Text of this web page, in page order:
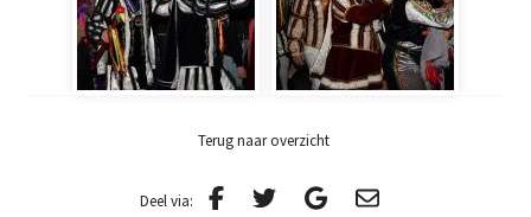
Terug naar overzicht
Deel via: